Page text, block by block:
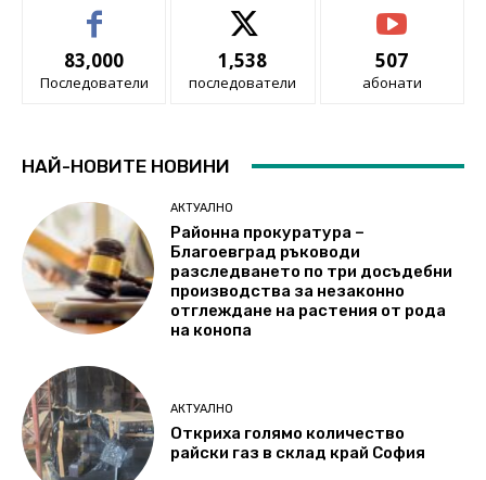
83,000
Последователи
1,538
последователи
507
абонати
НАЙ-НОВИТЕ НОВИНИ
АКТУАЛНО
Районна прокуратура –
Благоевград ръководи
разследването по три досъдебни
производства за незаконно
отглеждане на растения от рода
на конопа
АКТУАЛНО
Откриха голямо количество
райски газ в склад край София